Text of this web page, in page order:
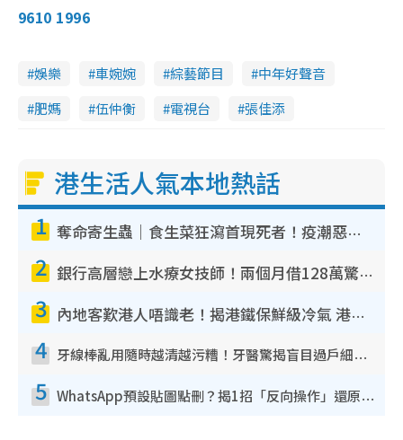
9610 1996
娛樂 車婉婉 綜藝節目
中年好聲音
肥媽
伍仲衡 電視台 張佳添
港生活人氣本地熱話
1 奪命寄生蟲｜食生菜狂瀉首現死者！疫潮惡化錄1.8萬宗病例 揭洗菜3大謬誤
2 銀行高層戀上水療女技師！兩個月借128萬驚覺「沉船」沉落火海 揭背後疑似邪教操控賣淫
3 內地客歎港人唔識老！揭港鐵保鮮級冷氣 港人求放過：咪投訴
4 牙線棒亂用隨時越清越污糟！牙醫驚揭盲目過戶細菌恐致蛀牙：呢種先係日常真保養
5 WhatsApp預設貼圖點刪？揭1招「反向操作」還原簡潔介面 附3步實測教學